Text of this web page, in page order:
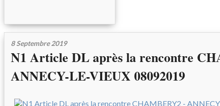
8 Septembre 2019
N1 Article DL après la rencontre
ANNECY-LE-VIEUX 08092019